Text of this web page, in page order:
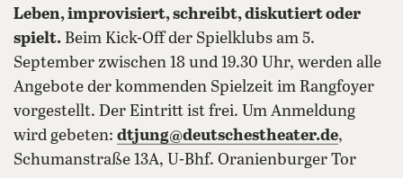
Leben, improvisiert, schreibt, diskutiert oder
spielt. Beim Kick-Off der Spielklubs am 5.
September zwischen 18 und 19.30 Uhr, werden alle
Angebote der kommenden Spielzeit im Rangfoyer
vorgestellt. Der Eintritt ist frei. Um Anmeldung
wird gebeten: dtjung@deutschestheater.de,
Schumanstraße 13A, U-Bhf. Oranienburger Tor